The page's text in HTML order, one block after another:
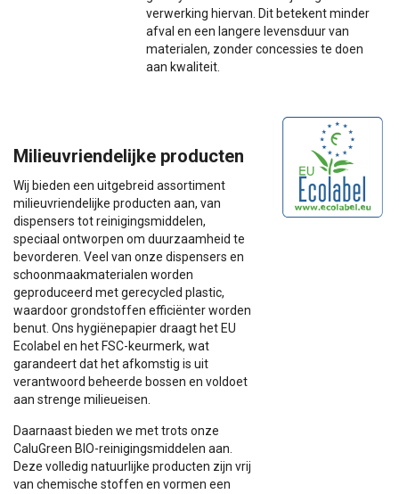
verwerking hiervan. Dit betekent minder
afval en een langere levensduur van
materialen, zonder concessies te doen
aan kwaliteit.
Milieuvriendelijke producten
Wij bieden een uitgebreid assortiment
milieuvriendelijke producten aan, van
dispensers tot reinigingsmiddelen,
speciaal ontworpen om duurzaamheid te
bevorderen. Veel van onze dispensers en
schoonmaakmaterialen worden
geproduceerd met gerecycled plastic,
waardoor grondstoffen efficiënter worden
benut. Ons hygiënepapier draagt het EU
Ecolabel en het FSC-keurmerk, wat
garandeert dat het afkomstig is uit
verantwoord beheerde bossen en voldoet
aan strenge milieueisen.
Daarnaast bieden we met trots onze
CaluGreen BIO-reinigingsmiddelen aan.
Deze volledig natuurlijke producten zijn vrij
van chemische stoffen en vormen een